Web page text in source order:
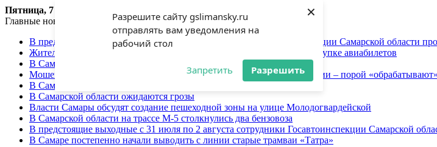
Разрешите сайту gslimansky.ru
отправлять вам уведомления на
рабочий стол
Запретить Разрешить
×
Пятница, 7 августа 2026
Главные новости
В предстоящие выходные с 7 по 9 августа сотрудники Госавтоинспекции Самарской области
Жительница Самарского региона стала жертвой мошенников при покупке авиабилетов
В Самарской области объявлен желтый уровень опасности
Мошенники продолжают использовать приёмы социальной инженерии – порой
В Самарской области сохранится теплая погода
В Самарской области ожидаются грозы
Власти Самары обсудят создание пешеходной зоны на улице Молодогвардейской
В Самарской области на трассе М-5 столкнулись два бензовоза
В предстоящие выходные с 31 июля по 2 августа сотрудники Госавтоинспекции Самарской
В Самаре постепенно начали выводить с линии старые трамваи «Татра»